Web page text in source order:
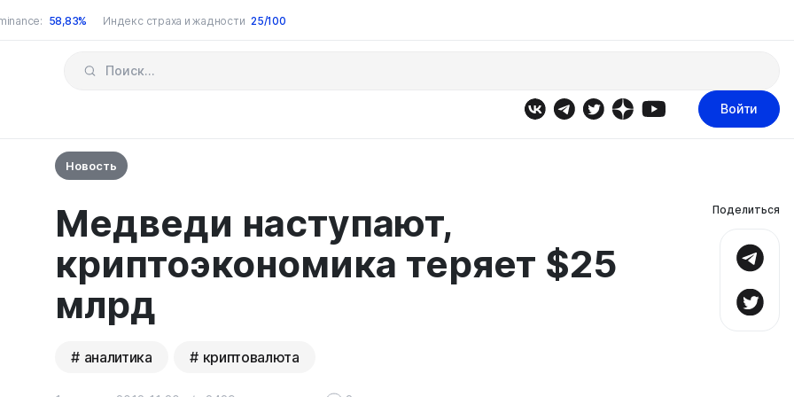
58,83% Индекс страха и жадности 25/100
Войти
Новость
Медведи наступают,
криптоэкономика теряет $25
млрд
аналитика криптовалюта
Поделиться